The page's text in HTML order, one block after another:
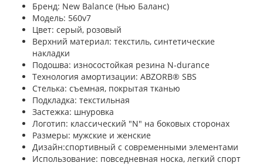
Бренд: New Balance (Нью Баланс)
Модель: 560v7
Цвет: серый, розовый
Верхний материал: текстиль, синтетические
накладки
Подошва: износостойкая резина N-durance
Технология амортизации: ABZORB® SBS
Стелька: съемная, покрытая тканью
Подкладка: текстильная
Застежка: шнуровка
Логотип: классический "N" на боковых сторонах
Размеры: мужские и женские
Дизайн:спортивный с современными элементами
Использование: повседневная носка, легкий спорт